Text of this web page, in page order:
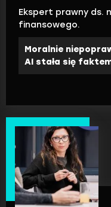
Ekspert prawny ds.
finansowego.
Moralnie
AI stała się